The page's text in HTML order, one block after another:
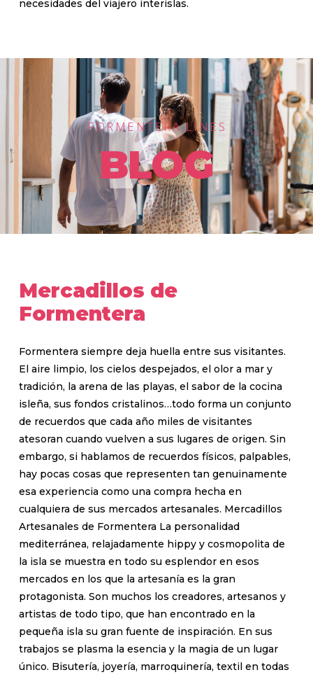
necesidades del viajero interislas.
FORMENTERA LINES
BLOG
Mercadillos de
Formentera
Formentera siempre deja huella entre sus visitantes.
El aire limpio, los cielos despejados, el olor a mar y
tradición, la arena de las playas, el sabor de la cocina
isleña, sus fondos cristalinos…todo forma un conjunto
de recuerdos que cada año miles de visitantes
atesoran cuando vuelven a sus lugares de origen. Sin
embargo, si hablamos de recuerdos físicos, palpables,
hay pocas cosas que representen tan genuinamente
esa experiencia como una compra hecha en
cualquiera de sus mercados artesanales. Mercadillos
Artesanales de Formentera La personalidad
mediterránea, relajadamente hippy y cosmopolita de
la isla se muestra en todo su esplendor en esos
mercados en los que la artesanía es la gran
protagonista. Son muchos los creadores, artesanos y
artistas de todo tipo, que han encontrado en la
pequeña isla su gran fuente de inspiración. En sus
trabajos se plasma la esencia y la magia de un lugar
único. Bisutería, joyería, marroquinería, textil en todas